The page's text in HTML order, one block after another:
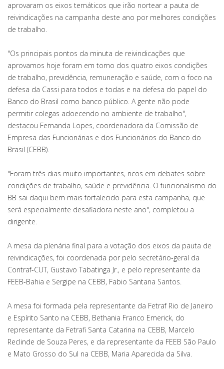
aprovaram os eixos temáticos que irão nortear a pauta de
reivindicações na campanha deste ano por melhores condições
de trabalho.
"Os principais pontos da minuta de reivindicações que
aprovamos hoje foram em torno dos quatro eixos condições
de trabalho, previdência, remuneração e saúde, com o foco na
defesa da Cassi para todos e todas e na defesa do papel do
Banco do Brasil como banco público. A gente não pode
permitir colegas adoecendo no ambiente de trabalho",
destacou Fernanda Lopes, coordenadora da Comissão de
Empresa das Funcionárias e dos Funcionários do Banco do
Brasil (CEBB).
"Foram três dias muito importantes, ricos em debates sobre
condições de trabalho, saúde e previdência. O funcionalismo do
BB sai daqui bem mais fortalecido para esta campanha, que
será especialmente desafiadora neste ano", completou a
dirigente.
A mesa da plenária final para a votação dos eixos da pauta de
reivindicações, foi coordenada por pelo secretário-geral da
Contraf-CUT, Gustavo Tabatinga Jr., e pelo representante da
FEEB-Bahia e Sergipe na CEBB, Fabio Santana Santos.
A mesa foi formada pela representante da Fetraf Rio de Janeiro
e Espírito Santo na CEBB, Bethania Franco Emerick, do
representante da Fetrafi Santa Catarina na CEBB, Marcelo
Reclinde de Souza Peres, e da representante da FEEB São Paulo
e Mato Grosso do Sul na CEBB, Maria Aparecida da Silva.